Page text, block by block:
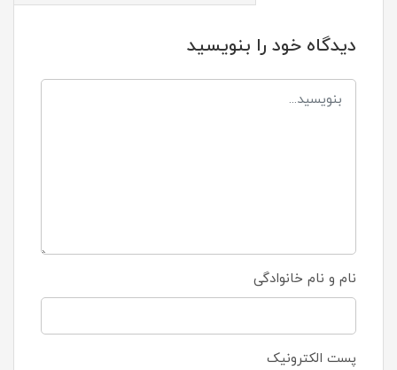
دیدگاه خود را بنویسید
نام و نام خانوادگی
پست الکترونیک